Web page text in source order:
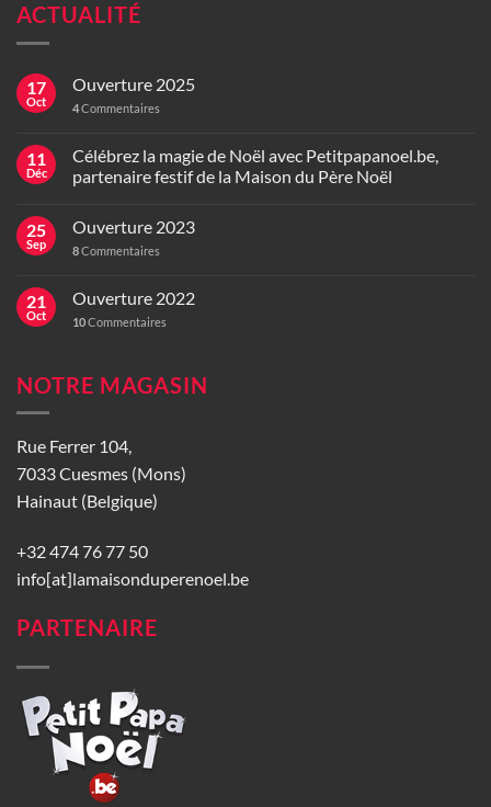
ACTUALITÉ
17
Oct
Ouverture 2025
4Commentaires
11
Déc
Célébrez la magie de Noël avec Petitpapanoel.be,
partenaire festif de la Maison du Père Noël
25
Sep
Ouverture 2023
8Commentaires
21
Oct
Ouverture 2022
10Commentaires
NOTRE MAGASIN
Rue Ferrer 104,
7033 Cuesmes (Mons)
Hainaut (Belgique)
+32 474 76 77 50
info[at]lamaisonduperenoel.be
PARTENAIRE